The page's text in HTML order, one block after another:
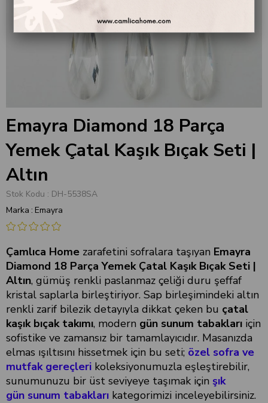
Emayra Diamond 18 Parça
Yemek Çatal Kaşık Bıçak Seti |
Altın
Stok Kodu
DH-5538SA
Marka : Emayra
Çamlıca Home zarafetini sofralara taşıyan Emayra
Diamond 18 Parça Yemek Çatal Kaşık Bıçak Seti |
Altın, gümüş renkli paslanmaz çeliği duru şeffaf
kristal saplarla birleştiriyor. Sap birleşimindeki altın
renkli zarif bilezik detayıyla dikkat çeken bu çatal
kaşık bıçak takımı, modern gün sunum tabakları için
sofistike ve zamansız bir tamamlayıcıdır. Masanızda
elmas ışıltısını hissetmek için bu seti; özel sofra ve
mutfak gereçleri koleksiyonumuzla eşleştirebilir,
sunumunuzu bir üst seviyeye taşımak için şık
gün sunum tabakları kategorimizi inceleyebilirsiniz.